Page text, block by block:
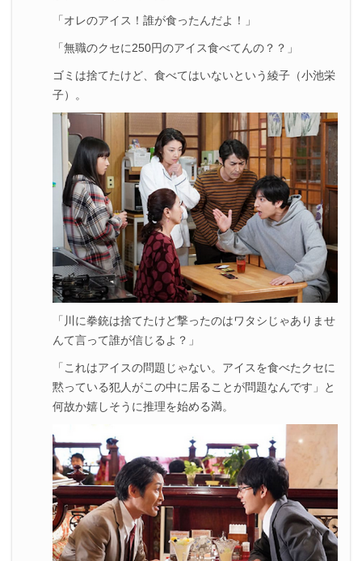
「オレのアイス！誰が食ったんだよ！」
「無職のクセに250円のアイス食べてんの？？」
ゴミは捨てたけど、食べてはいないという綾子（小池栄
子）。
「川に拳銃は捨てたけど撃ったのはワタシじゃありませ
んて言って誰が信じるよ？」
「これはアイスの問題じゃない。アイスを食べたクセに
黙っている犯人がこの中に居ることが問題なんです」と
何故か嬉しそうに推理を始める満。